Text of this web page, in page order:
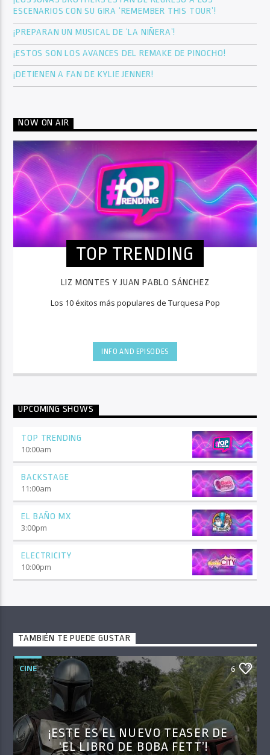
ESCENARIOS CON SU GIRA ‘REMEMBER THIS TOUR’!
¡PREPARAN UN MUSICAL DE ‘LA NIÑERA’!
¡ESTOS SON LOS AVANCES DEL REMAKE DE PINOCHO!
¡DETIENEN A FAN DE KYLIE JENNER!
NOW ON AIR
TOP TRENDING
LIZ MONTES Y JUAN PABLO SÁNCHEZ
Los 10 éxitos más populares de Turquesa Pop
INFO AND EPISODES
UPCOMING SHOWS
TOP TRENDING
10:00am
BACKSTAGE
11:00am
EL BAÑO MX
3:00pm
ELECTRICITY
10:00pm
TAMBIÉN TE PUEDE GUSTAR
CINE 6
¡ESTE ES EL NUEVO TEASER DE
‘EL LIBRO DE BOBA FETT’!